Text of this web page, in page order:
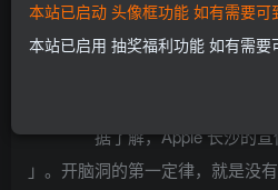
值得一提的是，有消息称
排队，可见湖南首家 Apple Store
据了解，Apple 长沙的宣
」。开脑洞的第一定律，就是没
本站已启动 头像框功能 如有需要可
本站已启用 抽奖福利功能 如有需要